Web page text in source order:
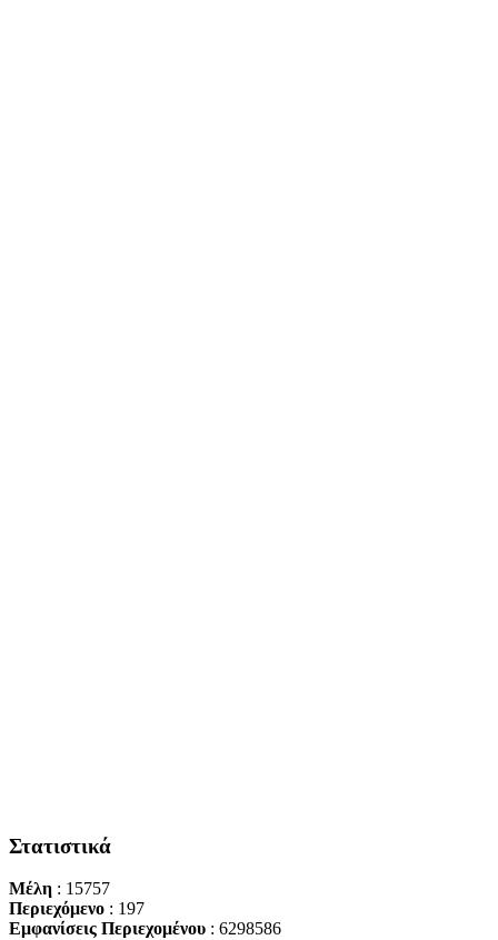
Στατιστικά
Μέλη : 15757
Περιεχόμενο : 197
Εμφανίσεις Περιεχομένου : 6298586